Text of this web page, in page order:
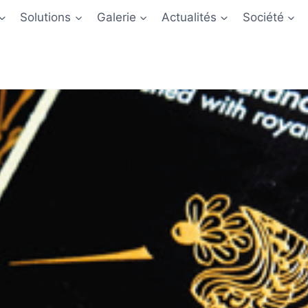
Solutions Galerie Actualités Société